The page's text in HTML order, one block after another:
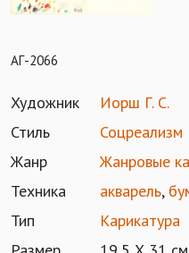
АГ-2066
Художник
Иорш Г. С.
Стиль
Соцреализм
Жанр
Жанровые
Техника
акварель,
Тип
Карикатура